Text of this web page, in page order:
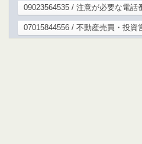
09023564535 / 注意が必要な電話
07015844556 / 不動産売買・投資